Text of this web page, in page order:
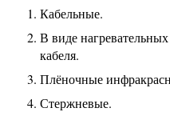
Кабельные.
В виде
кабеля.
Плёночные
Стержневые.